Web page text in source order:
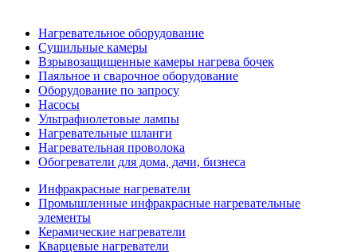
Нагревательное оборудование
Сушильные камеры
Взрывозащищенные камеры нагрева бочек
Паяльное и сварочное оборудование
Оборудование по запросу
Насосы
Ультрафиолетовые лампы
Нагревательные шланги
Нагревательная проволока
Обогреватели для дома, дачи, бизнеса
Инфракрасные нагреватели
Промышленные инфракрасные нагревательные
элементы
Керамические нагреватели
Кварцевые нагреватели